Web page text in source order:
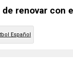
renovar con
Español